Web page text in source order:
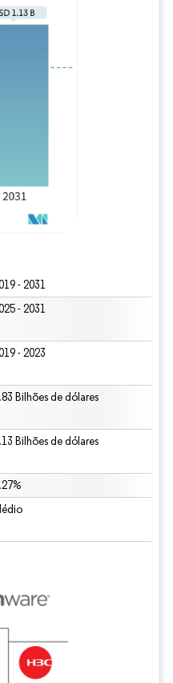
- 2031
- 2031
- 2023
Bilhões de dólares
Bilhões de dólares